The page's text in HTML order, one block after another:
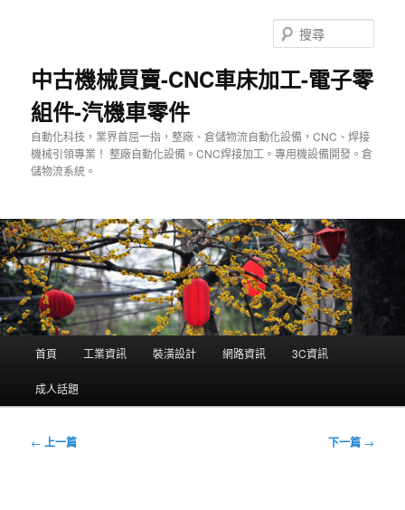
中古機械買賣-CNC車床加工-電子零
組件-汽機車零件
自動化科技，業界首屈一指，整廠、倉儲物流自動化設備，CNC、焊接
機械引領專業！ 整廠自動化設備。CNC焊接加工。專用機設備開發。倉
儲物流系統。
尋
單
首頁 工業資訊 裝潢設計 網路資訊 3C資訊
成人話題
文
← 上一篇 下一篇 →